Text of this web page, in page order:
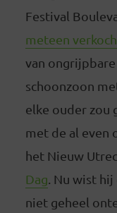
Festival
meteen
van
schoonzoon
elke ouder zou
met de al even
het Nieuw
Dag . Nu wist
niet geheel